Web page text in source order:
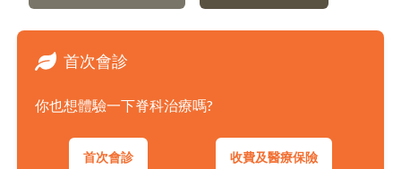
首次會診
你也想體驗一下脊科治療嗎?
首次會診 收費及醫療保險